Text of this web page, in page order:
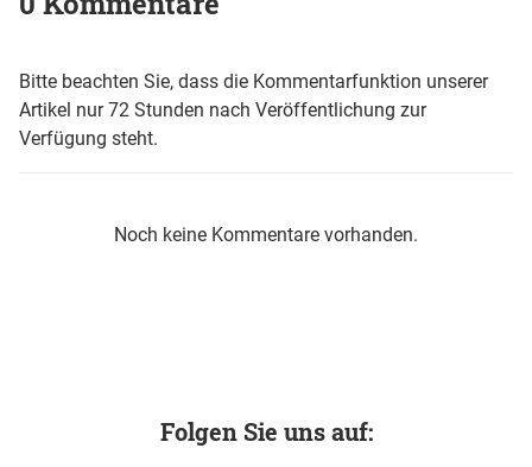
Bitte beachten Sie, dass die Kommentarfunktion unserer
Artikel nur 72 Stunden nach Veröffentlichung zur
Verfügung steht.
Noch keine Kommentare vorhanden.
Folgen Sie uns auf: